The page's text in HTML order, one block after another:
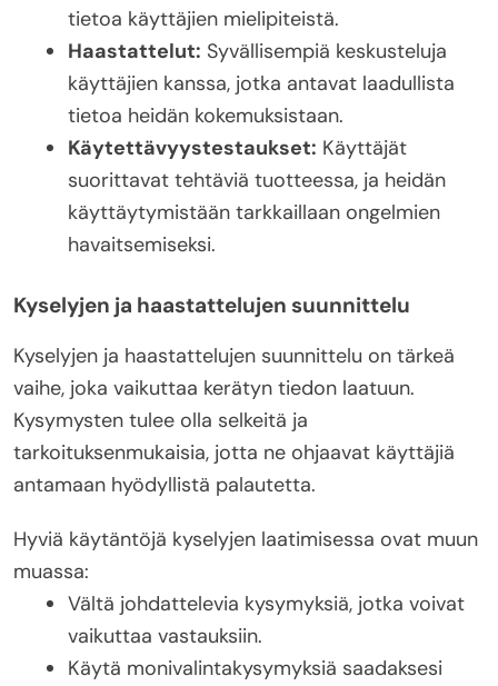
tietoa käyttäjien mielipiteistä.
Haastattelut: Syvällisempiä keskusteluja
käyttäjien kanssa, jotka antavat laadullista
tietoa heidän kokemuksistaan.
Käytettävyystestaukset: Käyttäjät
suorittavat tehtäviä tuotteessa, ja heidän
käyttäytymistään tarkkaillaan ongelmien
havaitsemiseksi.
Kyselyjen ja haastattelujen suunnittelu
Kyselyjen ja haastattelujen suunnittelu on tärkeä
vaihe, joka vaikuttaa kerätyn tiedon laatuun.
Kysymysten tulee olla selkeitä ja
tarkoituksenmukaisia, jotta ne ohjaavat käyttäjiä
antamaan hyödyllistä palautetta.
Hyviä käytäntöjä kyselyjen laatimisessa ovat muun
muassa:
Vältä johdattelevia kysymyksiä, jotka voivat
vaikuttaa vastauksiin.
Käytä monivalintakysymyksiä saadaksesi